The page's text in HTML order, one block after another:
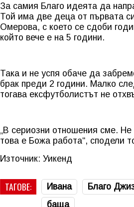
За самия Благо идеята да
Той има две деца от първата
Омерова, с което се сдоби
който вече е на 5 години.
Така и не успя обаче да
брак преди 2 години. Малко
тогава ексфутболистът не
„В сериозни отношения сме.
това е Божа работа“, сподели
Източник: Уикенд
ТАГОВЕ: Ивана Благо
баща